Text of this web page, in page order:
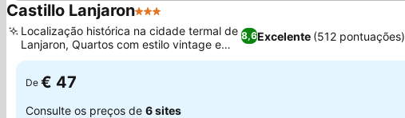
Castillo Lanjaron3 Estrelas
8,6Excelente (512 pontuações)
Localização histórica na cidade termal de
Lanjaron, Quartos com estilo vintage e
varandas
De € 47
Consulte os preços de 6 sites